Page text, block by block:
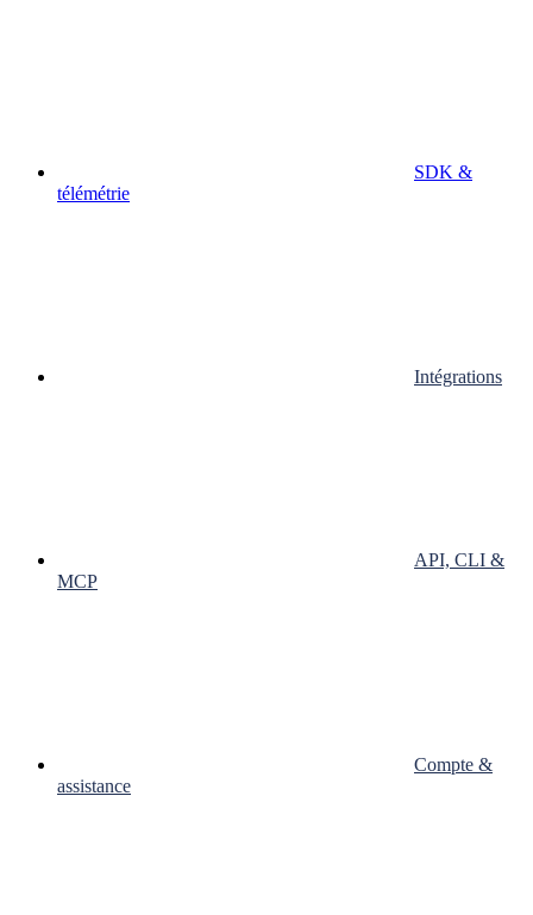
SDK &
télémétrie
Intégrations
API, CLI &
MCP
Compte &
assistance